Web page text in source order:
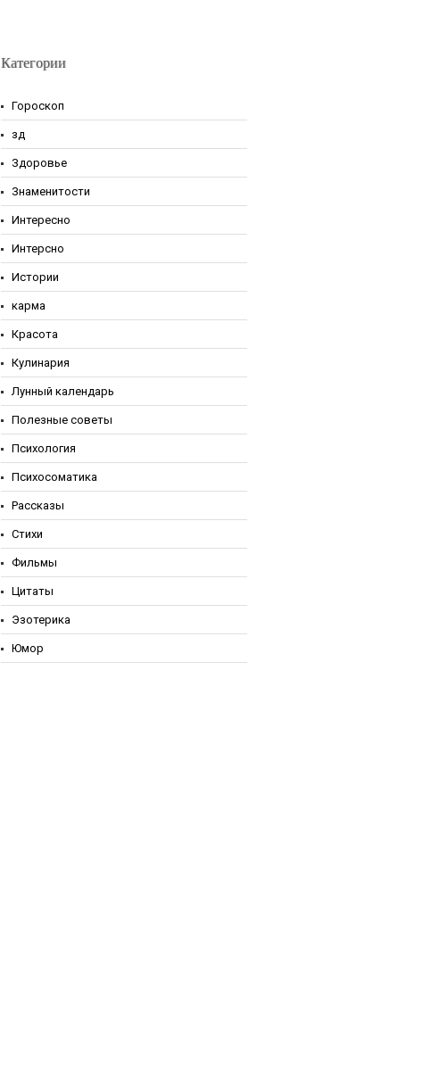
Категории
Гороскоп
зд
Здоровье
Знаменитости
Интересно
Интерсно
Истории
карма
Красота
Кулинария
Лунный календарь
Полезные советы
Психология
Психосоматика
Рассказы
Стихи
Фильмы
Цитаты
Эзотерика
Юмор